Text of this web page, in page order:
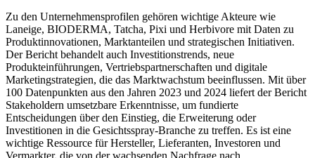
Zu den Unternehmensprofilen gehören wichtige Akteure wie
Laneige, BIODERMA, Tatcha, Pixi und Herbivore mit Daten zu
Produktinnovationen, Marktanteilen und strategischen Initiativen.
Der Bericht behandelt auch Investitionstrends, neue
Produkteinführungen, Vertriebspartnerschaften und digitale
Marketingstrategien, die das Marktwachstum beeinflussen. Mit über
100 Datenpunkten aus den Jahren 2023 und 2024 liefert der Bericht
Stakeholdern umsetzbare Erkenntnisse, um fundierte
Entscheidungen über den Einstieg, die Erweiterung oder
Investitionen in die Gesichtsspray-Branche zu treffen. Es ist eine
wichtige Ressource für Hersteller, Lieferanten, Investoren und
Vermarkter, die von der wachsenden Nachfrage nach